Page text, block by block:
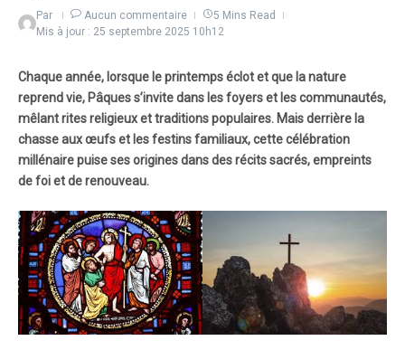
Par Aucun commentaire
5 Mins Read
Mis à jour : 25 septembre 2025 10h12
Chaque année, lorsque le printemps éclot et que la nature
reprend vie, Pâques s’invite dans les foyers et les communautés,
mêlant rites religieux et traditions populaires. Mais derrière la
chasse aux œufs et les festins familiaux, cette célébration
millénaire puise ses origines dans des récits sacrés, empreints
de foi et de renouveau.